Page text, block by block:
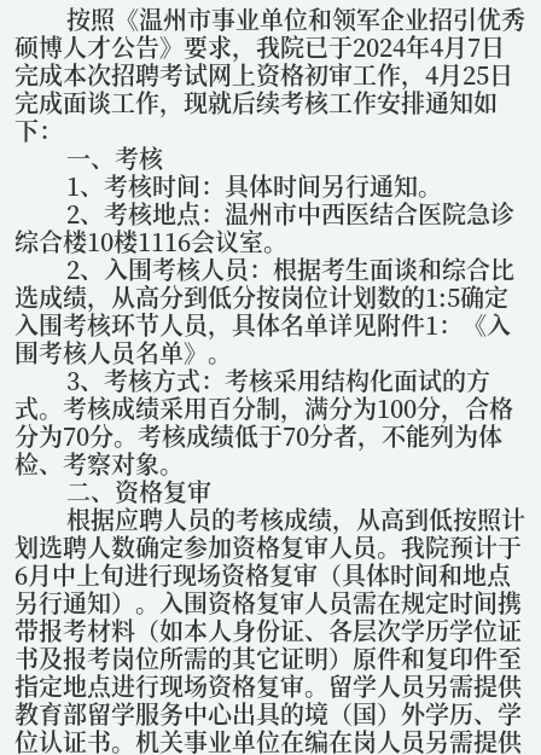
按照《温州市事业单位和领军企业招引优秀
硕博人才公告》要求，我院已于2024年4月7日
完成本次招聘考试网上资格初审工作， 4月25日
完成面谈工作，现就后续考核工作安排通知如
下：
一、考核
1、考核时间：具体时间另行通知。
2、考核地点：温州市中西医结合医院急诊
综合楼10楼1116会议室。
2、入围考核人员：根据考生面谈和综合比
选成绩，从高分到低分按岗位计划数的1:5确定
入围考核环节人员，具体名单详见附件1：《入
围考核人员名单》。
3、考核方式：考核采用结构化面试的方
式。考核成绩采用百分制，满分为100分，合格
分为70分。考核成绩低于70分者，不能列为体
检、考察对象。
二、资格复审
根据应聘人员的考核成绩，从高到低按照计
划选聘人数确定参加资格复审人员。我院预计于
6月中上旬进行现场资格复审（具体时间和地点
另行通知）。入围资格复审人员需在规定时间携
带报考材料（如本人身份证、各层次学历学位证
书及报考岗位所需的其它证明）原件和复印件至
指定地点进行现场资格复审。留学人员另需提供
教育部留学服务中心出具的境（国）外学历、学
位认证书。机关事业单位在编在岗人员另需提供